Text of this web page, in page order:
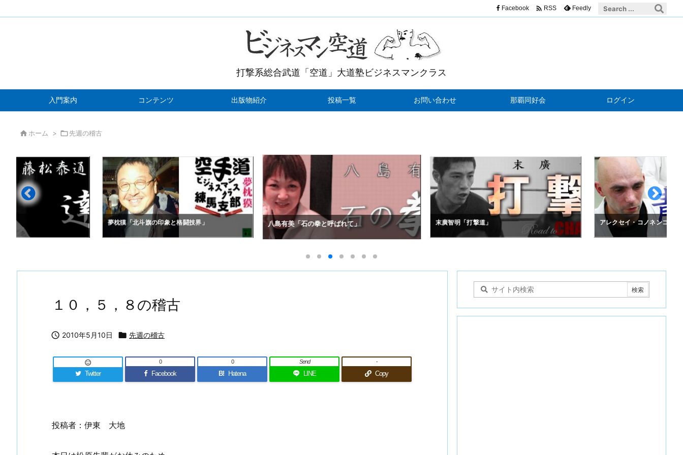
打撃系総合武道「空道」大道塾ビジネスマンクラス
入門案内 コンテンツ 出版物紹介 投稿一覧 お問い合わせ 那覇同好会 ログイン
Facebook  RSS Feedly
 ホーム > 先週の稽古
夢枕獏「北斗旗の印象と格闘技界」 八島有美「石の拳と呼ばれて」 末廣智明「打撃道」 アレクセイ・コノネンコ「
１０，５，８の稽古
 2010年5月10日  先週の稽古
Twitter

Facebook
0
B! Hatena
0
LINE
Send
Copy
-
投稿者：伊東 大地